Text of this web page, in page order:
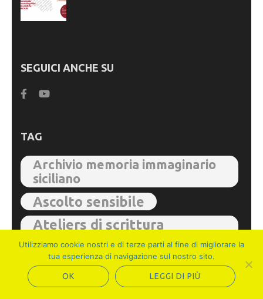
SEGUICI ANCHE SU
TAG
Archivio memoria immaginario
siciliano
Ascolto sensibile
Ateliers di scrittura
autobiografica
formazione Gruppo di lettura
Gruppo di scrittura
Utilizziamo cookie nostri e di terze parti al fine di migliorare la
tua esperienza di navigazione sul nostro sito.
OK LEGGI DI PIÙ